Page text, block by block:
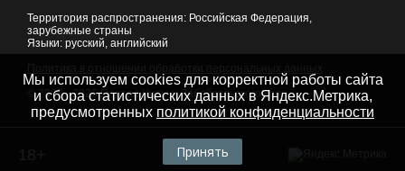
Территория распространения: Российская Федерация,
зарубежные страны
Языки: русский, английский
© 2007 - 2026Портал Читы и Забайкальского края
Мы используем cookies для корректной работы сайта
и сбора статистических данных в Яндекс.Метрика,
предусмотренных политикой конфиденциальности
Принять